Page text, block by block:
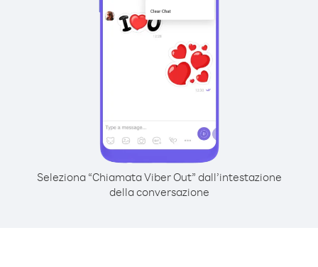
Seleziona “Chiamata Viber Out” dall’intestazione
della conversazione